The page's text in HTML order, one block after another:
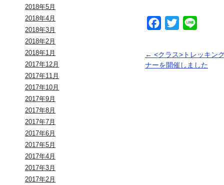
2018年5月
2018年4月
2018年3月
2018年2月
2018年1月
2017年12月
2017年11月
2017年10月
2017年9月
2017年8月
2017年7月
2017年6月
2017年5月
2017年4月
2017年3月
2017年2月
Facebook
Twitter
← <クラス>トレッキン
ナーを開催しました